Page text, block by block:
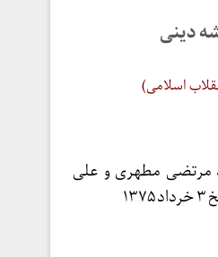
دینی
اسلامی)
مرتضی مطهری و علی